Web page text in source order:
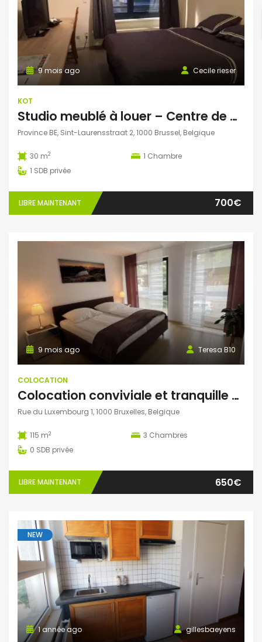
Cecile rieser
9 mois ago
KOT
Studio meublé à louer – Centre de Bruxelles – 700€/mois TOUT COMPRIS
Province BE, Sint-Laurensstraat 2, 1000 Brussel, Belgique
30 m2 1 Chambre
1 SDB privée
LIBRE MAINTENANT 700€
Teresa B10
9 mois ago
COLOCATION
Colocation conviviale et tranquille dans un appart lumineux
Rue du Luxembourg 1, 1000 Bruxelles, Belgique
115 m2 3 Chambres
0 SDB privée
LIBRE MAINTENANT 650€
NEW
gillesbaeyens
1 année ago